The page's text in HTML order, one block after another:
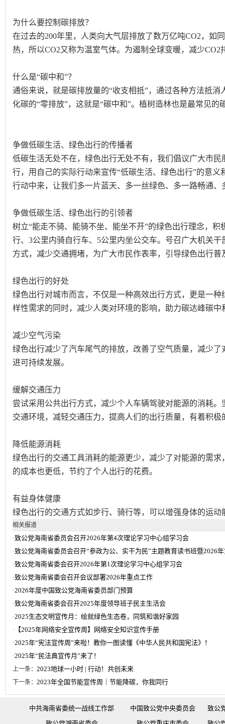
为什么要控制碳排放？
在过去的200年里，人类向大气层排放了数万亿吨CO2，如
热，所以CO2又称为温室气体。为遏制全球变暖，减少CO2
什么是“碳中和”？
通俗来说，就是碳排放量的“收支相抵”，通过各种方法抵
化碳的“零排放”，这就是“碳中和”。植树造林也是最常见的
争做低碳生活、绿色出行的传播者
低碳生活无处不在，绿色出行无处不有，我们倡议广大市
行，用自己的实际行动来宣传“低碳生活、绿色出行”的意
行动中来，让我们多一片蓝天、多一丝绿色、多一路畅通、
争做低碳生活、绿色出行的引领者
树立“能走不骑、能骑不坐、能坐不开”的绿色出行理念，积
行、3公里内骑自行车、5公里内坐公交车。号召广大机关
方式，减少交通拥堵，为广大市民作表率，引导绿色出行
绿色出行的好处
绿色出行对城市而言，不仅是一种高效出行方式，更是一
样性需求的同时，减少人类对环境的影响，助力碳达峰碳中
减少空气污染
绿色出行减少了汽车尾气的排放，改善了空气质量，减少
进可持续发展。
缓解交通压力
尝试采用公共出行方式，减少个人车辆驾驶对能源的消耗
交通环境，减轻交通压力，提高人们的出行质量，有着积极
降低能源消耗
绿色出行的交通工具消耗的能源更少，减少了对能源的需
的成本也更低，节约了个人出行的花费。
有益身体健康
绿色出行的交通方式如步行、骑行等，可以增强身体的运动
相关报道
·致公党海南省委员会召开2026年第4次理论学习中心组学习会
·致公党海南省委员会召开“参政为公、实干为民”主题教育读书班暨2026
·致公党海南省委会召开2026年第1次理论学习中心组学习会
·致公党海南省委会召开会议部署2026年重点工作
·2026年度中国致公党海南省委员部门预算
·致公党海南省委会召开2025年度领导班子民主生活会
·2025生态文明宣传月：绘就绿色生态卷，同筑和谐好家园
· 【2025年网络安全宣传周】网络安全知识宣传手册
·2025年“宪法宣传周”来啦！教你一图读懂《中华人民共和国宪法》！
·2025年“民法典宣传月”来了！
上一条： 2023地球一小时 | 行动！共创未来
下一条： 2023年全国节能宣传周｜节能降碳，你我同行
中共海南省委统一战线工作部 中国致公党中央委员会
致公